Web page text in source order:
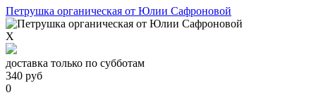
Петрушка органическая от Юлии Сафроновой
X
доставка только по субботам
340 руб
0